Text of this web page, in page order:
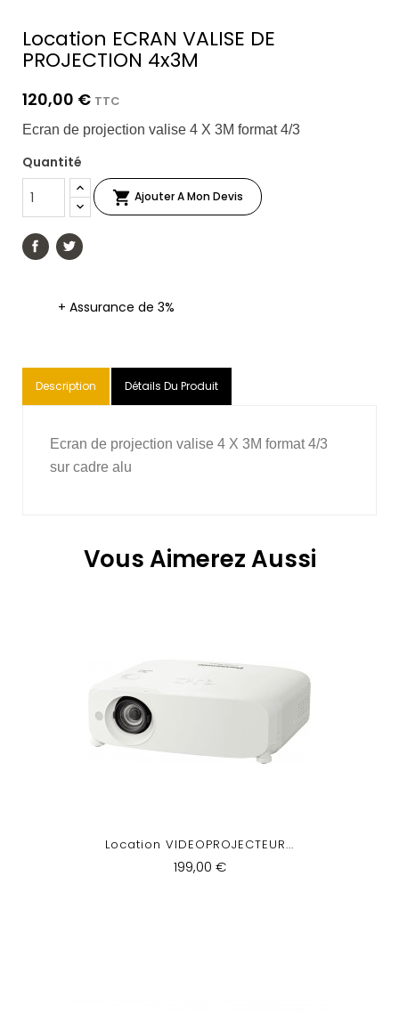
Location ECRAN VALISE DE
PROJECTION 4x3M
120,00 € TTC
Ecran de projection valise 4 X 3M format 4/3
Quantité
 Ajouter A Mon Devis
+ Assurance de 3%
Description Détails Du Produit
Ecran de projection valise 4 X 3M format 4/3
sur cadre alu
Vous Aimerez Aussi
Location VIDEOPROJECTEUR...
199,00 €